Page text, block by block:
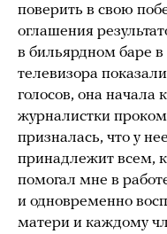
поверить в свою
оглашения
в бильярдном баре в
телевизора
голосов, она начала
журналистки
призналась, что у
принадлежит всем,
помогал мне в
и одновременно
матери и каждому